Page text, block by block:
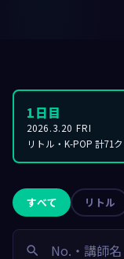
1日目
2026.3.20 FRI
リトル・K-POP 計71
すべて リトル
search